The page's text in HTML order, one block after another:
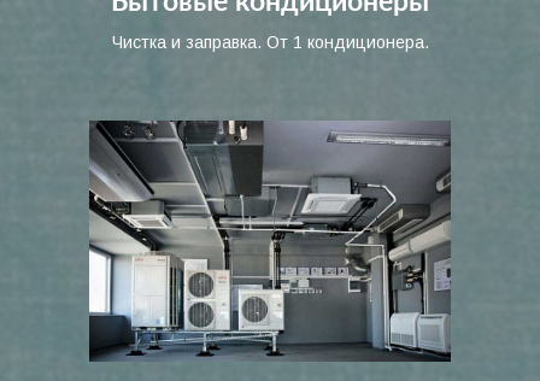
Чистка и заправка. От 1 кондиционера.